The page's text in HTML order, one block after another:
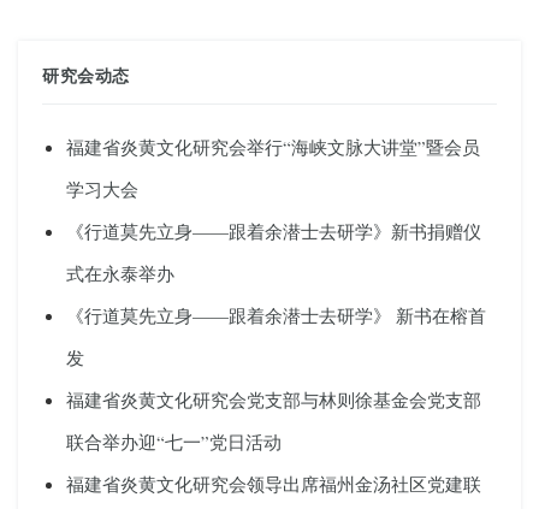
研究会动态
福建省炎黄文化研究会举行“海峡文脉大讲堂”暨会员
学习大会
《行道莫先立身——跟着余潜士去研学》新书捐赠仪
式在永泰举办
《行道莫先立身——跟着余潜士去研学》 新书在榕首
发
福建省炎黄文化研究会党支部与林则徐基金会党支部
联合举办迎“七一”党日活动
福建省炎黄文化研究会领导出席福州金汤社区党建联